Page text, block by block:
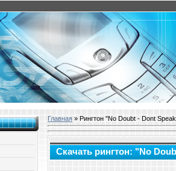
Главная » Рингтон "No Doubt - Dont
Скачать рингтон: "No